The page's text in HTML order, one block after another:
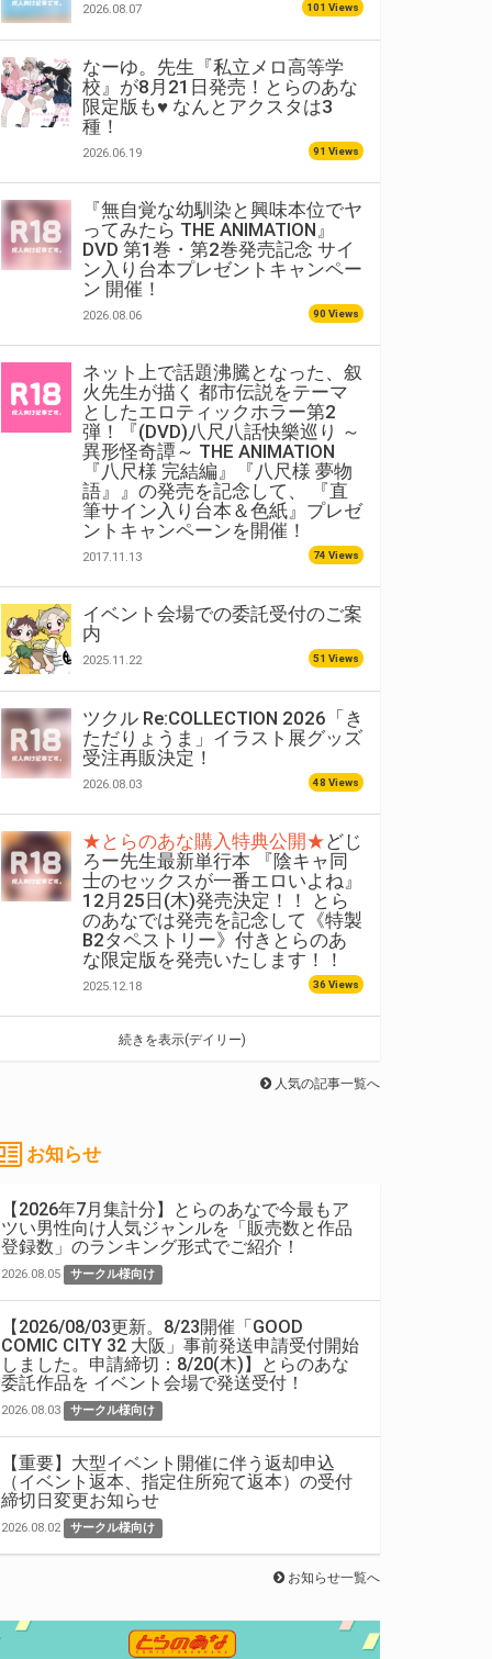
2026.08.07 101 Views
なーゆ。先生『私立メロ高等学
校』が8月21日発売！とらのあな
限定版も♥ なんとアクスタは3
種！
2026.06.19 91 Views
『無自覚な幼馴染と興味本位でヤ
ってみたら THE ANIMATION』
DVD 第1巻・第2巻発売記念 サイ
ン入り台本プレゼントキャンペー
ン 開催！
2026.08.06 90 Views
ネット上で話題沸騰となった、叙
火先生が描く 都市伝説をテーマ
としたエロティックホラー第2
弾！『(DVD)八尺八話快樂巡り ～
異形怪奇譚～ THE ANIMATION
『八尺様 完結編』『八尺様 夢物
語』』の発売を記念して、 『直
筆サイン入り台本＆色紙』プレゼ
ントキャンペーンを開催！
2017.11.13 74 Views
イベント会場での委託受付のご案
内
2025.11.22 51 Views
ツクル Re:COLLECTION 2026「き
ただりょうま」イラスト展グッズ
受注再販決定！
2026.08.03 48 Views
★とらのあな購入特典公開★どじ
ろー先生最新単行本 『陰キャ同
士のセックスが一番エロいよね』
12月25日(木)発売決定！！ とら
のあなでは発売を記念して《特製
B2タペストリー》付きとらのあ
な限定版を発売いたします！！
2025.12.18 36 Views
続きを表示(デイリー)
人気の記事一覧へ
お知らせ
【2026年7月集計分】とらのあなで今最もア
ツい男性向け人気ジャンルを「販売数と作品
登録数」のランキング形式でご紹介！
2026.08.05 サークル様向け
【2026/08/03更新。8/23開催「GOOD
COMIC CITY 32 大阪」事前発送申請受付開始
しました。申請締切：8/20(木)】とらのあな
委託作品を イベント会場で発送受付！
2026.08.03 サークル様向け
【重要】大型イベント開催に伴う返却申込
（イベント返本、指定住所宛て返本）の受付
締切日変更お知らせ
2026.08.02 サークル様向け
お知らせ一覧へ